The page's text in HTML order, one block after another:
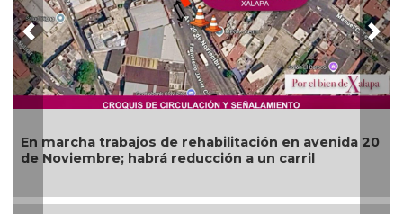
en avenida 20
a un carril
Más de 120 elementos de
operativos vs rodadas de
del Río
Previous